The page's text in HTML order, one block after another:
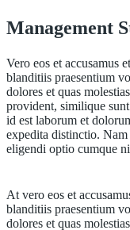
Management
Vero eos et accusamus
blanditiis praesentium
dolores et quas
provident, similique
id est laborum et
expedita distinctio.
eligendi optio cumque
At vero eos et
blanditiis praesentium
dolores et quas